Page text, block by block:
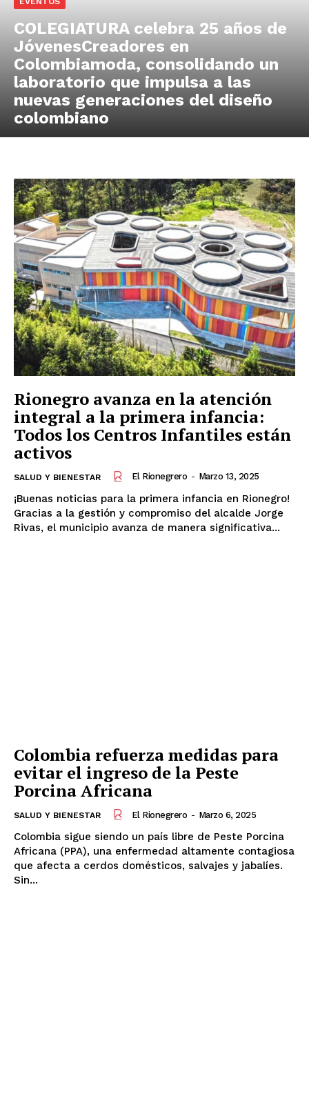
COLEGIATURA celebra 25 años de
JóvenesCreadores en
Colombiamoda, consolidando un
laboratorio que impulsa a las
nuevas generaciones del diseño
colombiano
Rionegro avanza en la atención
integral a la primera infancia:
Todos los Centros Infantiles están
activos
SALUD Y BIENESTAR El Rionegrero - Marzo 13, 2025
¡Buenas noticias para la primera infancia en Rionegro!
Gracias a la gestión y compromiso del alcalde Jorge
Rivas, el municipio avanza de manera significativa...
Colombia refuerza medidas para
evitar el ingreso de la Peste
Porcina Africana
SALUD Y BIENESTAR El Rionegrero - Marzo 6, 2025
Colombia sigue siendo un país libre de Peste Porcina
Africana (PPA), una enfermedad altamente contagiosa
que afecta a cerdos domésticos, salvajes y jabalíes.
Sin...